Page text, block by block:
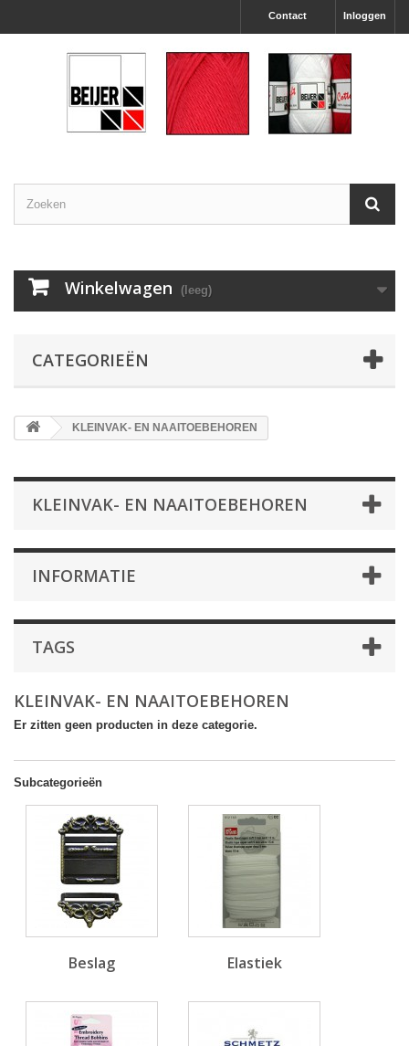
Inloggen
Contact
Winkelwagen (leeg)
CATEGORIEËN
KLEINVAK- EN NAAITOEBEHOREN
KLEINVAK- EN NAAITOEBEHOREN
INFORMATIE
TAGS
KLEINVAK- EN NAAITOEBEHOREN
Er zitten geen producten in deze categorie.
Subcategorieën
Beslag Elastiek